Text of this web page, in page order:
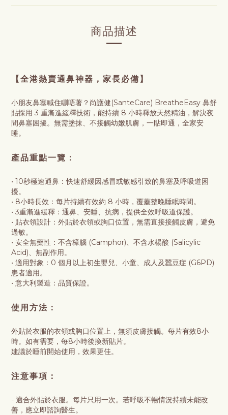
商品描述
【全港熱賣通鼻神器，家長必備】
小朋友鼻塞喊住瞓唔著？尚護健(SanteCare) BreatheEasy 鼻舒
貼採用 3 重漸進緩釋技術，能持續 8 小時釋放天然精油，解決夜
間鼻塞困擾。無需塗抹、不接觸幼嫩肌膚，一貼即通，全家安
睡。
產品重點一覽：
• 10秒極速通鼻：快速舒緩因感冒或敏感引致的鼻塞及呼吸道困
擾。
• 8小時長效：每片持續有效約 8 小時，覆蓋整晚睡眠時間。
• 3重漸進緩釋：通鼻、安睡、抗病，提供全效呼吸道保護。
• 貼衣領設計：外貼於衣領或胸口位置，無需直接接觸皮膚，避免
過敏。
• 安全無藥性：不含樟腦 (Camphor)、不含水楊酸 (Salicylic
Acid)、無副作用。
• 適用對象：0 個月以上初生嬰兒、小童、成人及蠶豆症 (G6PD)
患者適用。
• 意大利製造：品質保證。
使用方法：
外貼於衣服的衣領或胸口位置上，無須皮膚接觸。每片有效8小
時。如有需要，每8小時後換新貼片。
建議於睡前開始使用，效果更佳。
注意事項：
- 適合外貼於衣服。每片只用一次。若呼吸不暢情況持續未能改
善，應立即諮詢醫生。